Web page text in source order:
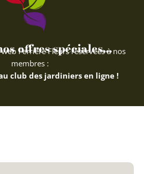
offres spéciales...
Ferriere Fleurs réservées à nos
membres :
club des jardiniers en ligne !